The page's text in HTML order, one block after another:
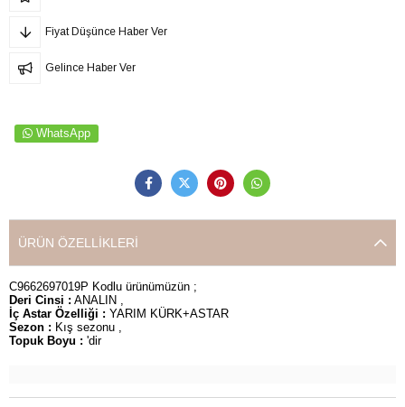
Fiyat Düşünce Haber Ver
Gelince Haber Ver
WhatsApp
ÜRÜN ÖZELLIKLERI
C9662697019P Kodlu ürünümüzün ;
Deri Cinsi : ANALIN ,
İç Astar Özelliği : YARIM KÜRK+ASTAR
Sezon : Kış sezonu ,
Topuk Boyu : 'dir